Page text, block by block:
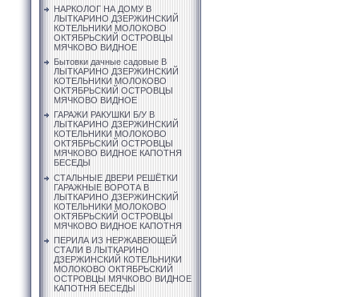
НАРКОЛОГ НА ДОМУ В
ЛЫТКАРИНО ДЗЕРЖИНСКИЙ
КОТЕЛЬНИКИ МОЛОКОВО
ОКТЯБРЬСКИЙ ОСТРОВЦЫ
МЯЧКОВО ВИДНОЕ
Бытовки дачные садовые В
ЛЫТКАРИНО ДЗЕРЖИНСКИЙ
КОТЕЛЬНИКИ МОЛОКОВО
ОКТЯБРЬСКИЙ ОСТРОВЦЫ
МЯЧКОВО ВИДНОЕ
ГАРАЖИ РАКУШКИ Б/У В
ЛЫТКАРИНО ДЗЕРЖИНСКИЙ
КОТЕЛЬНИКИ МОЛОКОВО
ОКТЯБРЬСКИЙ ОСТРОВЦЫ
МЯЧКОВО ВИДНОЕ КАПОТНЯ
БЕСЕДЫ
СТАЛЬНЫЕ ДВЕРИ РЕШЁТКИ
ГАРАЖНЫЕ ВОРОТА В
ЛЫТКАРИНО ДЗЕРЖИНСКИЙ
КОТЕЛЬНИКИ МОЛОКОВО
ОКТЯБРЬСКИЙ ОСТРОВЦЫ
МЯЧКОВО ВИДНОЕ КАПОТНЯ
ПЕРИЛА ИЗ НЕРЖАВЕЮЩЕЙ
СТАЛИ В ЛЫТКАРИНО
ДЗЕРЖИНСКИЙ КОТЕЛЬНИКИ
МОЛОКОВО ОКТЯБРЬСКИЙ
ОСТРОВЦЫ МЯЧКОВО ВИДНОЕ
КАПОТНЯ БЕСЕДЫ